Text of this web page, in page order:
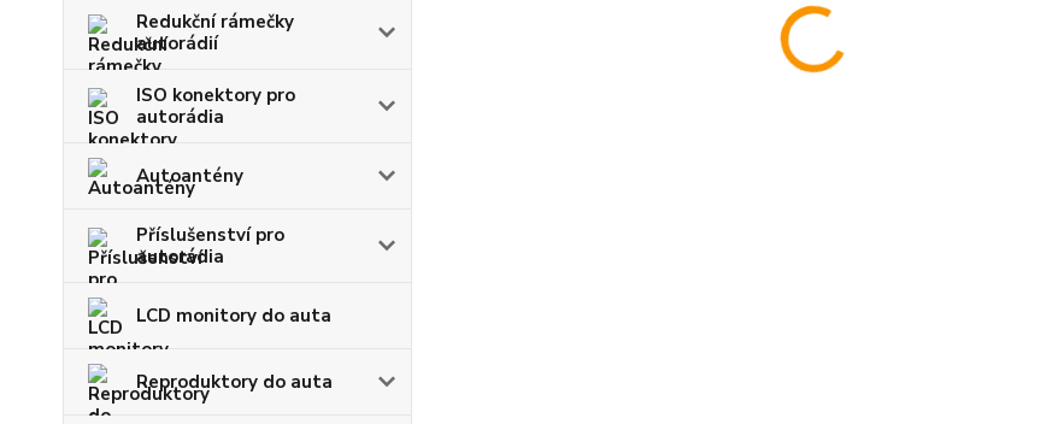
Redukční rámečky
autorádií
ISO konektory pro
autorádia
Autoantény
Příslušenství pro
autorádia
LCD monitory do auta
Reproduktory do auta